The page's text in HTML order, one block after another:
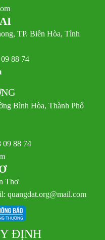
TP. Biên Hòa, Tỉnh
88 74
Bình Hòa, Thành Phố
09 88 74
Thơ
quangdat.org@mail.com
ĐỊNH